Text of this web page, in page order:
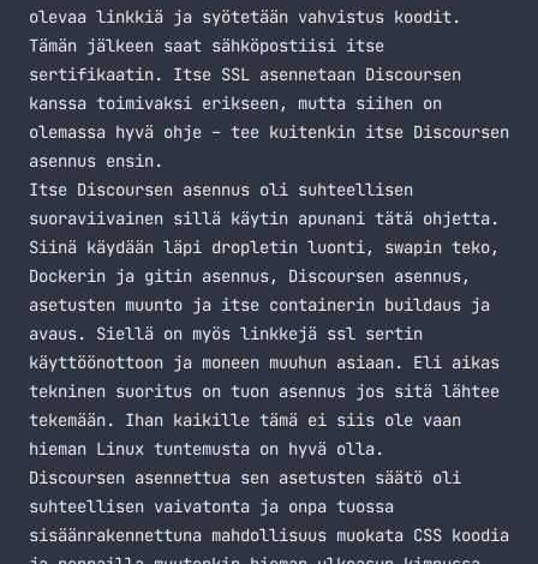
olevaa linkkiä ja syötetään vahvistus koodit.
Tämän jälkeen saat sähköpostiisi itse
sertifikaatin. Itse SSL asennetaan Discoursen
kanssa toimivaksi erikseen, mutta siihen on
olemassa hyvä ohje – tee kuitenkin itse Discoursen
asennus ensin.
Itse Discoursen asennus oli suhteellisen
suoraviivainen sillä käytin apunani tätä ohjetta.
Siinä käydään läpi dropletin luonti, swapin teko,
Dockerin ja gitin asennus, Discoursen asennus,
asetusten muunto ja itse containerin buildaus ja
avaus. Siellä on myös linkkejä ssl sertin
käyttöönottoon ja moneen muuhun asiaan. Eli aikas
tekninen suoritus on tuon asennus jos sitä lähtee
tekemään. Ihan kaikille tämä ei siis ole vaan
hieman Linux tuntemusta on hyvä olla.
Discoursen asennettua sen asetusten säätö oli
suhteellisen vaivatonta ja onpa tuossa
sisäänrakennettuna mahdollisuus muokata CSS koodia